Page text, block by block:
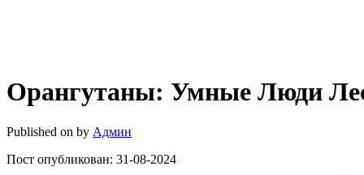
Орангутаны: Умные Люди
Published on by Админ
Пост опубликован: 31-08-2024